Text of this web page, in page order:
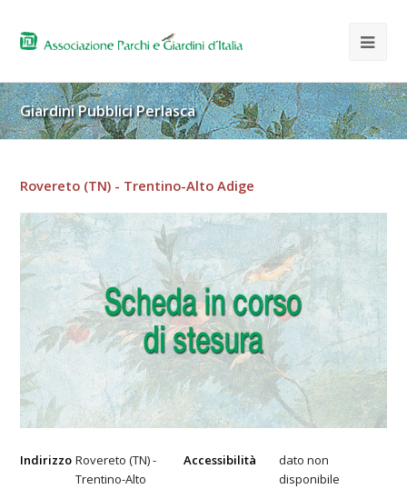
Giardini Pubblici Perlasca
Rovereto (TN) - Trentino-Alto Adige
Indirizzo Rovereto (TN) -
Trentino-Alto
Accessibilità
dato non
disponibile